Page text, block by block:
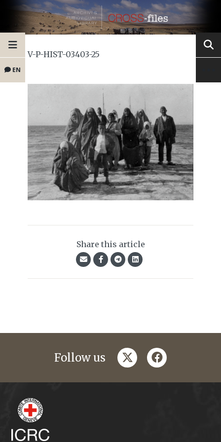
EN
V-P-HIST-03403-25
Share this article
Follow us twitterfacebook